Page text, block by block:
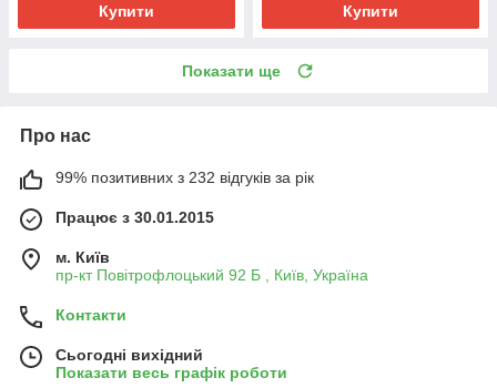
Купити Купити
Показати ще
Про нас
99% позитивних з 232 відгуків за рік
Працює з 30.01.2015
м. Київ
пр-кт Повітрофлоцький 92 Б , Київ, Україна
Контакти
Сьогодні вихідний
Показати весь графік роботи